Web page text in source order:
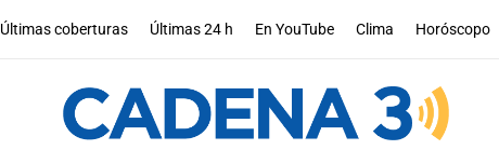
Últimas coberturas Últimas 24 h En YouTube Clima Horóscopo